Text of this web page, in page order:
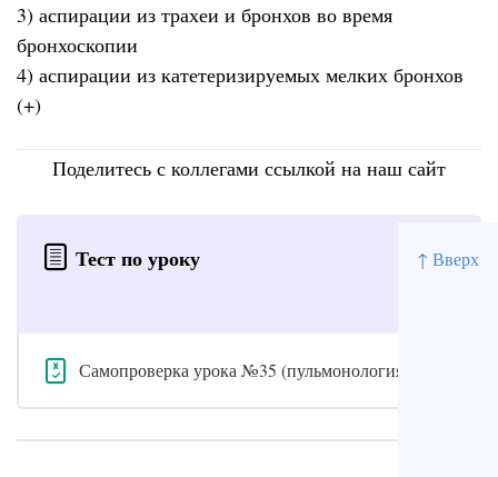
↑ Вверх
3) аспирации из трахеи и бронхов во время
бронхоскопии
4) аспирации из катетеризируемых мелких бронхов
(+)
Поделитесь с коллегами ссылкой на наш сайт
Тест по уроку
Самопроверка урока №35 (пульмонология)